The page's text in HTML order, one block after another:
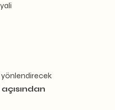
yönlendirecek